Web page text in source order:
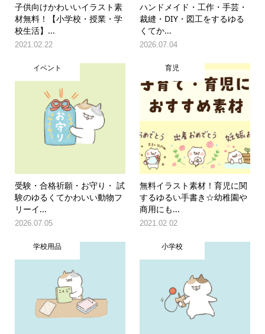
子供向けかわいいイラスト素
材無料！【小学校・授業・学
校生活】...
2021.02.22
ハンドメイド・工作・手芸・
裁縫・DIY・図工をするゆる
くてか...
2026.07.04
イベント
受験・合格祈願・お守り・ 試
験のゆるくてかわいい動物フ
リーイ...
2026.07.05
育児
無料イラスト素材！育児に関
するゆるい手書き☆幼稚園や
商用にも...
2021.02.02
学校用品 小学校